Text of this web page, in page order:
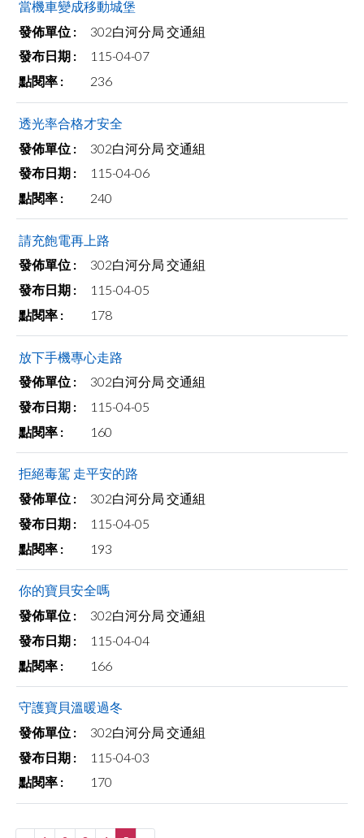
當機車變成移動城堡
302白河分局 交通組
115-04-07
236
透光率合格才安全
302白河分局 交通組
115-04-06
240
請充飽電再上路
302白河分局 交通組
115-04-05
178
放下手機專心走路
302白河分局 交通組
115-04-05
160
拒絕毒駕 走平安的路
302白河分局 交通組
115-04-05
193
你的寶貝安全嗎
302白河分局 交通組
115-04-04
166
守護寶貝溫暖過冬
302白河分局 交通組
115-04-03
170